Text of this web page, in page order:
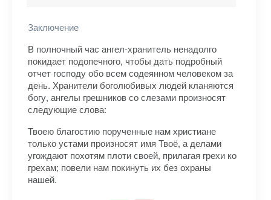
Заключение
В полночный час ангел-хранитель ненадолго
покидает подопечного, чтобы дать подробный
отчет господу обо всем содеянном человеком за
день. Хранители боголюбивых людей кланяются
богу, ангелы грешников со слезами произносят
следующие слова:
Твоею благостию порученные нам христиане
только устами произносят имя Твоё, а делами
угождают похотям плоти своей, прилагая грехи ко
грехам; повели нам покинуть их без охраны
нашей.